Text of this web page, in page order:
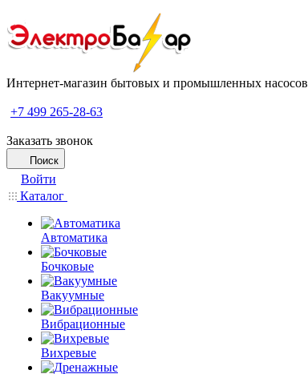
Интернет-магазин бытовых и промышленных насосов
+7 499 265-28-63
Заказать звонок
Поиск
Войти
Каталог
Автоматика
Бочковые
Вакуумные
Вибрационные
Вихревые